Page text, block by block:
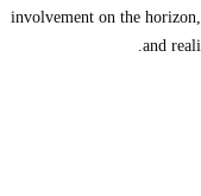
involvement on the
and